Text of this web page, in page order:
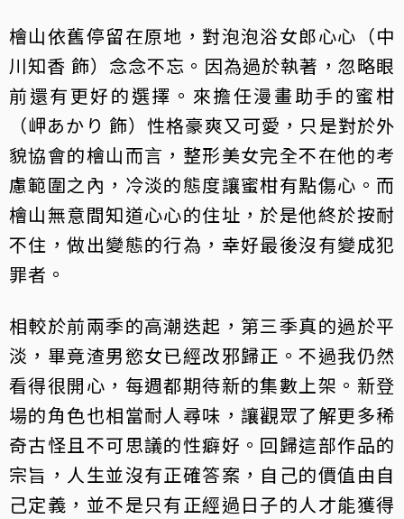
檜山依舊停留在原地，對泡泡浴女郎心心（中
川知香 飾）念念不忘。因為過於執著，忽略眼
前還有更好的選擇。來擔任漫畫助手的蜜柑
（岬あかり 飾）性格豪爽又可愛，只是對於外
貌協會的檜山而言，整形美女完全不在他的考
慮範圍之內，冷淡的態度讓蜜柑有點傷心。而
檜山無意間知道心心的住址，於是他終於按耐
不住，做出變態的行為，幸好最後沒有變成犯
罪者。
相較於前兩季的高潮迭起，第三季真的過於平
淡，畢竟渣男慾女已經改邪歸正。不過我仍然
看得很開心，每週都期待新的集數上架。新登
場的角色也相當耐人尋味，讓觀眾了解更多稀
奇古怪且不可思議的性癖好。回歸這部作品的
宗旨，人生並沒有正確答案，自己的價值由自
己定義，並不是只有正經過日子的人才能獲得